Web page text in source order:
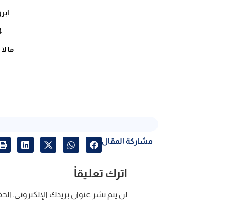
ابرز 5 معلومات عن
ما
مشاركة المقال
اترك تعليقاً
لن يتم نشر عنوان بريدك الإلكتروني.